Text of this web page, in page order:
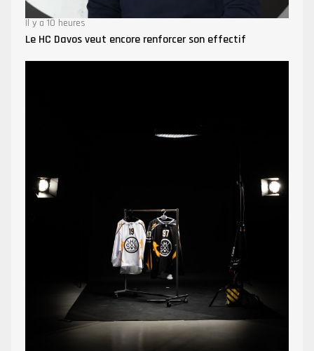
Il y a 10 heures
Le HC Davos veut encore renforcer son effectif